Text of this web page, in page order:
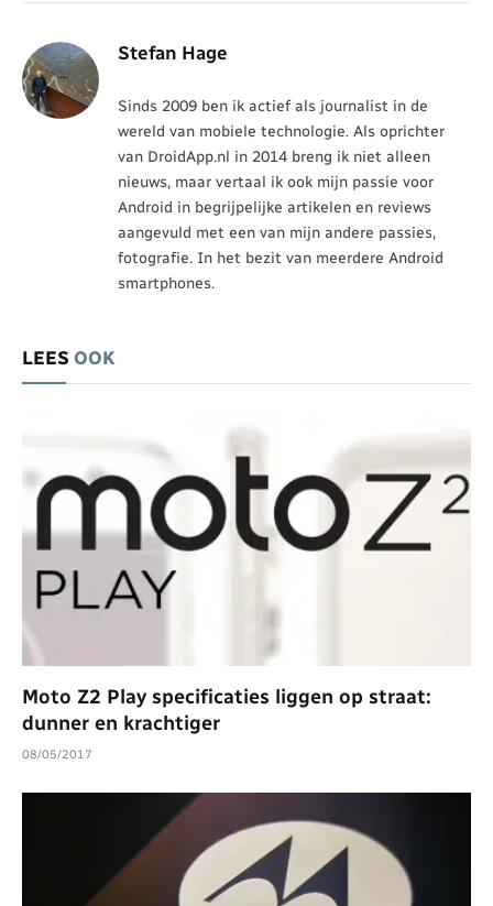
Stefan Hage
Sinds 2009 ben ik actief als journalist in de
wereld van mobiele technologie. Als oprichter
van DroidApp.nl in 2014 breng ik niet alleen
nieuws, maar vertaal ik ook mijn passie voor
Android in begrijpelijke artikelen en reviews
aangevuld met een van mijn andere passies,
fotografie. In het bezit van meerdere Android
smartphones.
LEES OOK
Moto Z2 Play specificaties liggen op straat:
dunner en krachtiger
08/05/2017